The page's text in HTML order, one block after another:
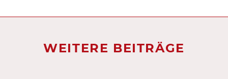
WEITERE BEITRÄGE